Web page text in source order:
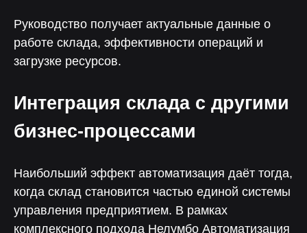
Руководство получает актуальные данные о
работе склада, эффективности операций и
загрузке ресурсов.
Интеграция склада с другими
бизнес-процессами
Наибольший эффект автоматизация даёт тогда,
когда склад становится частью единой системы
управления предприятием. В рамках
комплексного подхода Нелумбо Автоматизация
Консультация
Чтобы рассчитать окупаемость
и встроить «Лотос» в бизнес